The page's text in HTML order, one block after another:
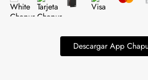
Descargar App